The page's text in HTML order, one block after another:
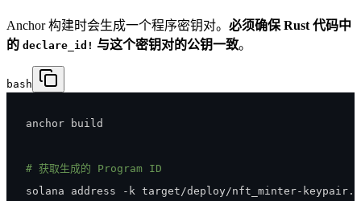
Anchor 构建时会生成一个程序密钥对。 必须确保 Rust 代码中
的 declare_id! 与这个密钥对的公钥一致。
bash
# 获取生成的 Program ID